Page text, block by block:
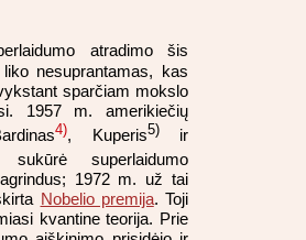
atradimo šis
nesuprantamas, kas
sparčiam mokslo
1957 m. amerikiečių
4), Kuperis5)ir
sukūrė superlaidumo
1972 m. už tai
Nobelio premija. Toji
kvantine teorija. Prie